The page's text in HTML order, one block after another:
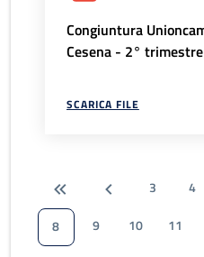
Congiuntura
Cesena - 2°
SCARICA FILE
3 4
8
9 10 11